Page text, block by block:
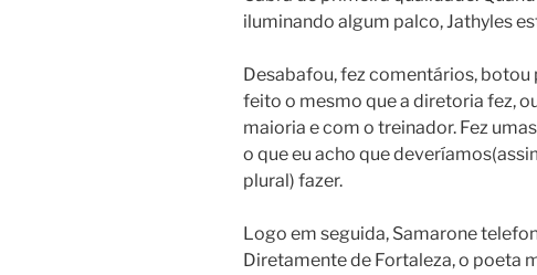
iluminando algum palco, Jathyles
Desabafou, fez comentários, botou
feito o mesmo que a diretoria fez,
maioria e com o treinador. Fez
o que eu acho que
plural) fazer.
Logo em seguida, Samarone
Diretamente de Fortaleza, o poeta